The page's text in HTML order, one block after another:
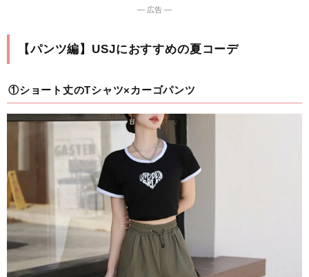
― 広告 ―
【パンツ編】USJにおすすめの夏コーデ
①ショート丈のTシャツ×カーゴパンツ